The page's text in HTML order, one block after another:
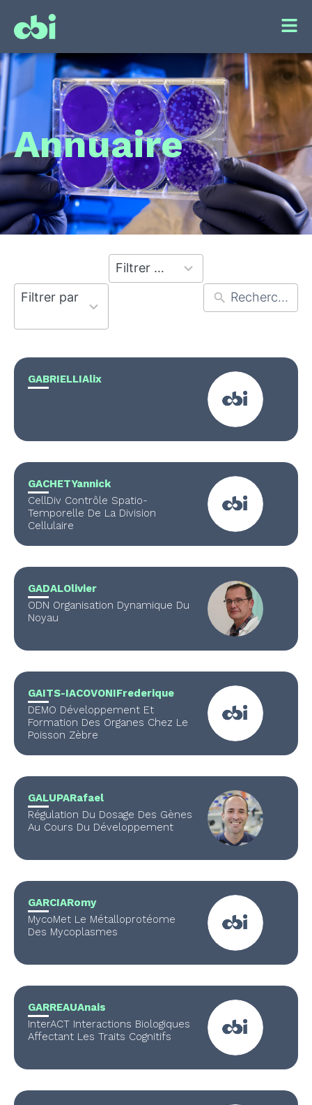
Annuaire
Filtrer par équipe
56
available
Filtrer par laboratoire
results
GABRIELLIAlix
GACHETYannick
CellDiv Contrôle Spatio-
Temporelle De La Division
Cellulaire
GADALOlivier
ODN Organisation Dynamique Du
Noyau
GAITS-IACOVONIFrederique
DEMO Développement Et
Formation Des Organes Chez Le
Poisson Zèbre
GALUPARafael
Régulation Du Dosage Des Gènes
Au Cours Du Développement
GARCIARomy
MycoMet Le Métalloprotéome
Des Mycoplasmes
GARREAUAnais
InterACT Interactions Biologiques
Affectant Les Traits Cognitifs